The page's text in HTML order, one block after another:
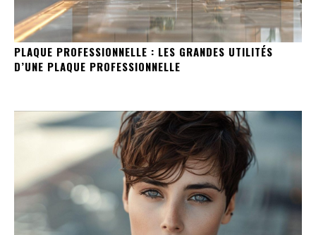
PLAQUE PROFESSIONNELLE : LES GRANDES UTILITÉS
D’UNE PLAQUE PROFESSIONNELLE